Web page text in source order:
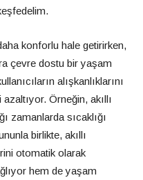
konforlu hale getirirken,
çevre dostu bir yaşam
alışkanlıklarını
Örneğin, akıllı
zamanlarda sıcaklığı
birlikte, akıllı
otomatik olarak
hem de yaşam